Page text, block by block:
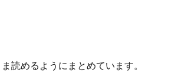
読めるようにまとめています。